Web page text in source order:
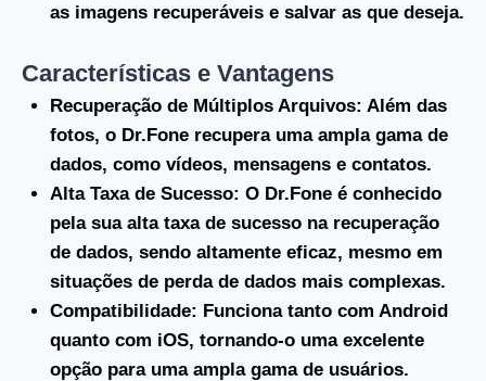
as imagens recuperáveis e salvar as que deseja.
Características e Vantagens
Recuperação de Múltiplos Arquivos: Além das
fotos, o Dr.Fone recupera uma ampla gama de
dados, como vídeos, mensagens e contatos.
Alta Taxa de Sucesso: O Dr.Fone é conhecido
pela sua alta taxa de sucesso na recuperação
de dados, sendo altamente eficaz, mesmo em
situações de perda de dados mais complexas.
Compatibilidade: Funciona tanto com Android
quanto com iOS, tornando-o uma excelente
opção para uma ampla gama de usuários.